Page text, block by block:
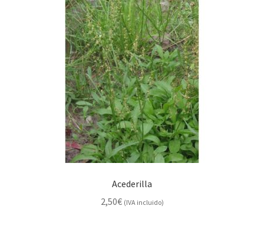
Acederilla
2,50€ (IVA incluido)